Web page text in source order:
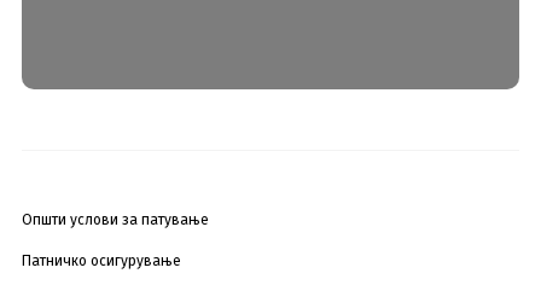
Општи услови за патување
Патничко осигурување